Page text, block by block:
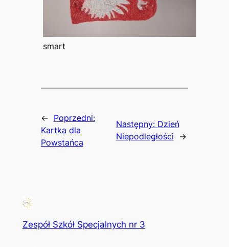
smart
← Poprzedni:
Kartka dla
Powstańca
Następny: Dzień
Niepodległości
→
Zespół Szkół Specjalnych nr 3